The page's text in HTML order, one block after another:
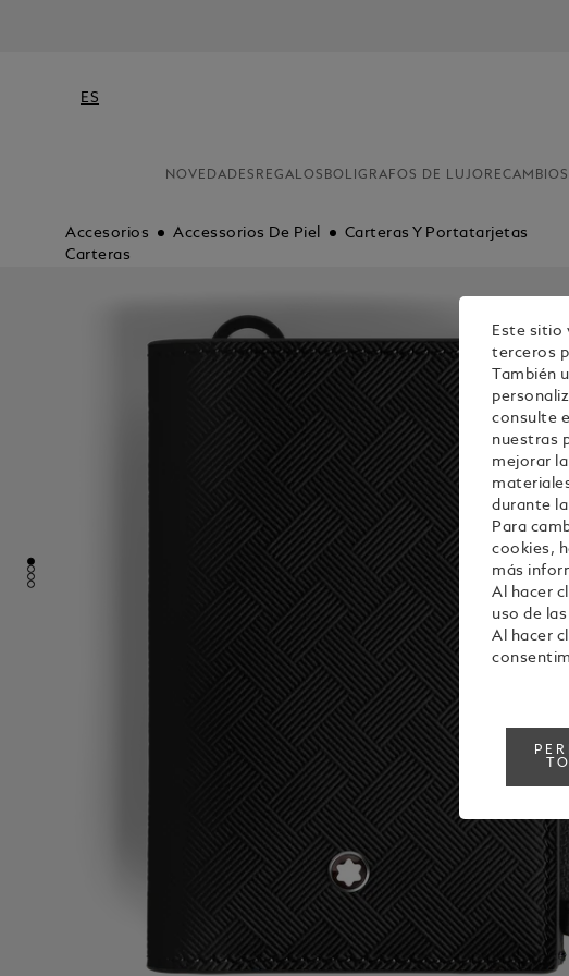
ES
NOVEDADES REGALOS BOLIGRAFOS DE LUJO
Accesorios Accessorios De Piel
Carteras Y Portatarjetas
Carteras
Este sitio
terceros
También
consulte
nuestras
mejorar
durante
Para
cookies,
más
Al hacer
uso de
Al hacer